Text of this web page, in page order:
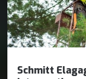
Schmitt